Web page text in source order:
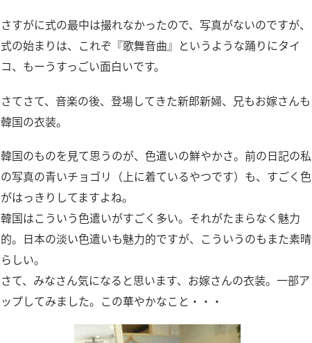
さすがに式の最中は撮れなかったので、写真がないのですが、
式の始まりは、これぞ『歌舞音曲』というような踊りにタイ
コ、もーうすっごい面白いです。
さてさて、音楽の後、登場してきた新郎新婦、兄もお嫁さんも
韓国の衣装。
韓国のものを見て思うのが、色遣いの鮮やかさ。前の日記の私
の写真の青いチョゴリ（上に着ているやつです）も、すごく色
がはっきりしてますよね。
韓国はこういう色遣いがすごく多い。それがたまらなく魅力
的。日本の淡い色遣いも魅力的ですが、こういうのもまた素晴
らしい。
さて、みなさん気になると思います、お嫁さんの衣装。一部ア
ップしてみました。この華やかなこと・・・